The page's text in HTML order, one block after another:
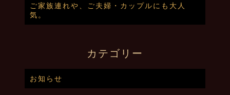
ご家族連れや、ご夫婦・カップルにも大人
気。
カテゴリー
お知らせ